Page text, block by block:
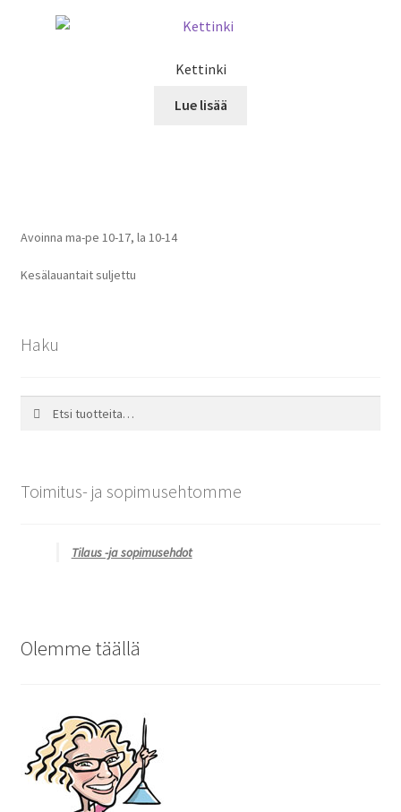
Kettinki
Lue lisää
Avoinna ma-pe 10-17, la 10-14
Kesälauantait suljettu
Haku
Toimitus- ja sopimusehtomme
Tilaus -ja sopimusehdot
Olemme täällä